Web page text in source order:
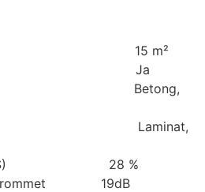
15 m²
Ja
Betong,
Laminat,
(RWS) 28 %
i rommet 19dB